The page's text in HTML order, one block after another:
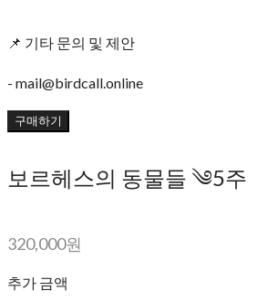
📌 기타 문의 및 제안
- mail@birdcall.online
구매하기
보르헤스의 동물들 ༄5주
320,000원
추가 금액